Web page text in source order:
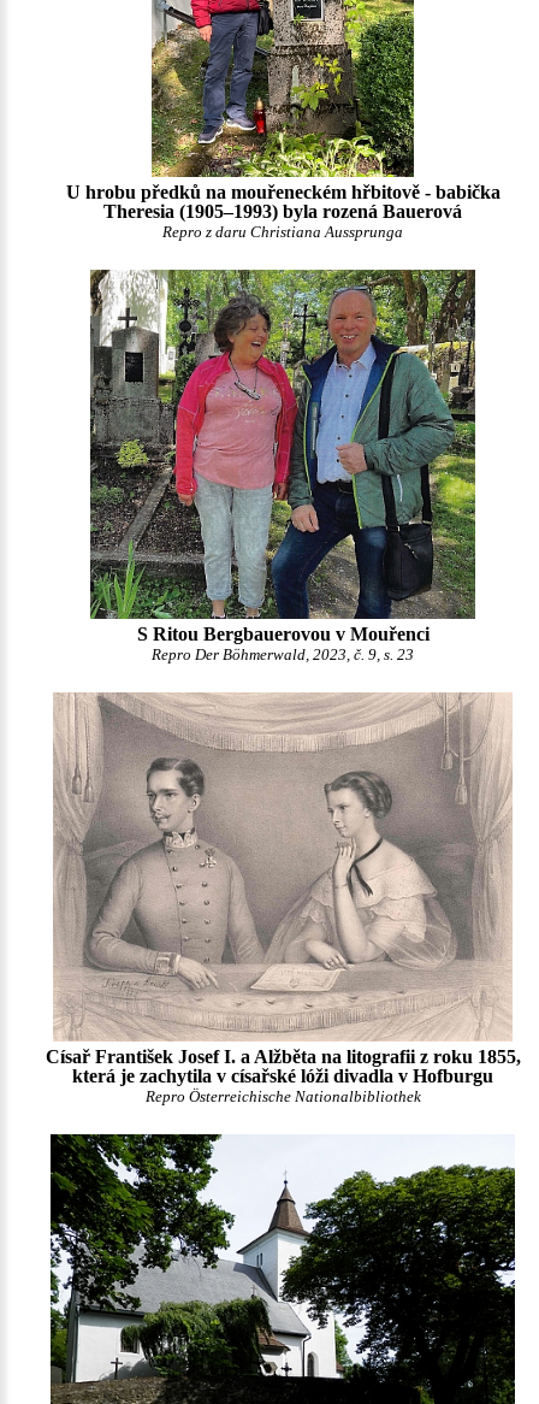
U hrobu předků na mouřeneckém hřbitově - babička
Theresia (1905–1993) byla rozená Bauerová
Repro z daru Christiana Aussprunga
S Ritou Bergbauerovou v Mouřenci
Repro Der Böhmerwald, 2023, č. 9, s. 23
Císař František Josef I. a Alžběta na litografii z roku 1855,
která je zachytila v císařské lóži divadla v Hofburgu
Repro Österreichische Nationalbibliothek